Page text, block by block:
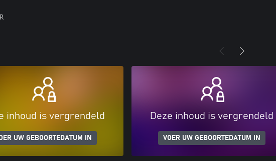
inhoud is vergrendeld
UW GEBOORTEDATUM IN
Deze inhoud is vergrendeld
VOER UW GEBOORTEDATUM IN